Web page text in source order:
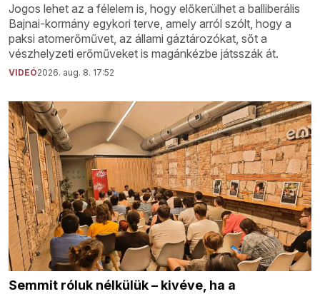
Jogos lehet az a félelem is, hogy előkerülhet a balliberális
Bajnai-kormány egykori terve, amely arról szólt, hogy a
paksi atomerőművet, az állami gáztározókat, sőt a
vészhelyzeti erőműveket is magánkézbe játsszák át.
VIDEÓ2026. aug. 8. 17:52
Semmit róluk nélkülük – kivéve, ha a